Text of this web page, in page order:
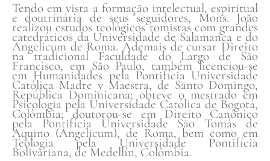
Tendo em vista a formação intelectual, espiritual
e doutrinária de seus seguidores, Mons. João
realizou estudos teológicos tomistas com grandes
catedráticos da Universidade de Salamanca e do
Angelicum de Roma. Ademais de cursar Direito
na tradicional Faculdade do Largo de São
Francisco, em São Paulo, também licenciou-se
em Humanidades pela Pontifícia Universidade
Católica Madre y Maestra, de Santo Domingo,
República Dominicana; obteve o mestrado em
Psicologia pela Universidade Católica de Bogotá,
Colômbia; doutorou-se em Direito Canônico
pela Pontifícia Universidade São Tomás de
Aquino (Angelicum), de Roma, bem como em
Teologia pela Universidade Pontifícia
Bolivariana, de Medellín, Colômbia.